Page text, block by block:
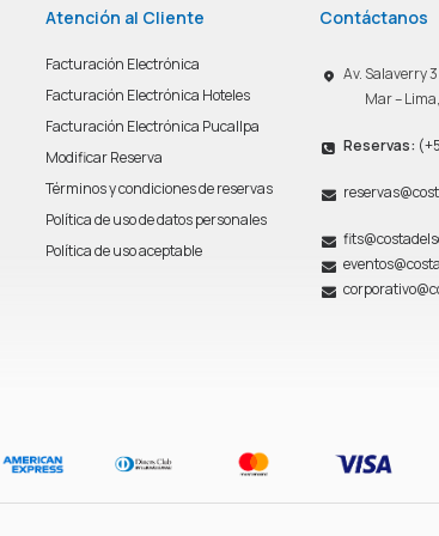
Atención al Cliente
Facturación Electrónica
Facturación Electrónica Hoteles
Facturación Electrónica Pucallpa
Modificar Reserva
Términos y condiciones de reservas
Política de uso de datos personales
Política de uso aceptable
Contáctanos
Av. Salaverry
Mar –
Reservas: